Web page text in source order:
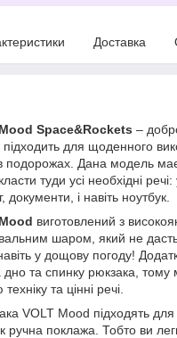
Доставка
Space&Rockets –
для щоденного
подорожах. Дана модель має
туди усі необхідні речі:
і навіть ноутбук.
виготовлений з
шаром, який не
у дощову погоду!
та спинку рюкзака,
та цінні речі.
VOLT Mood підходять для
ручна поклажа. Тобто ви